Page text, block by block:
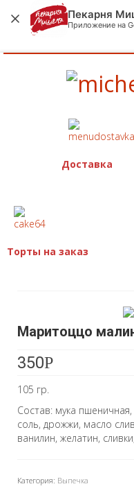
Доставка
Торты на заказ
Маритоццо
350Р
105 гр.
Состав: мука
соль, дрожжи, масло
ванилин, желатин,
Категория: Выпечка
Пекарня
Приложение на